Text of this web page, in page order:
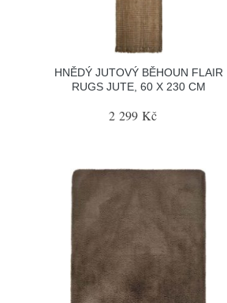
HNĚDÝ JUTOVÝ BĚHOUN FLAIR
RUGS JUTE, 60 X 230 CM
2 299 Kč